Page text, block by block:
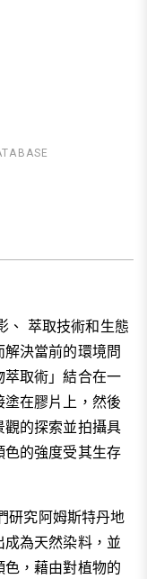
、 萃取技術和生態
決當前的環境問
取術」結合在一
在膠片上，然後
的探索並拍攝具
色的強度受其生存
研究阿姆斯特丹地
為天然染料，並
，藉由對植物的